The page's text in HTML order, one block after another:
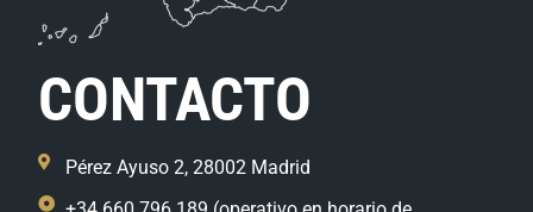
CONTACTO
Pérez Ayuso 2, 28002 Madrid